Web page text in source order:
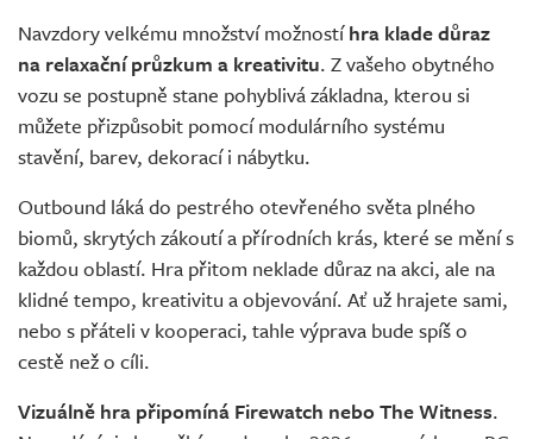
Navzdory velkému množství možnostíhra klade důraz
na relaxační průzkum a kreativitu. Z vašeho obytného
vozu se postupně stane pohyblivá základna, kterou si
můžete přizpůsobit pomocí modulárního systému
stavění, barev, dekorací i nábytku.
Outbound láká do pestrého otevřeného světa plného
biomů, skrytých zákoutí a přírodních krás, které se mění s
každou oblastí. Hra přitom neklade důraz na akci, ale na
klidné tempo, kreativitu a objevování. Ať už hrajete sami,
nebo s přáteli v kooperaci, tahle výprava bude spíš o
cestě než o cíli.
Vizuálně hra připomíná Firewatch nebo The Witness.